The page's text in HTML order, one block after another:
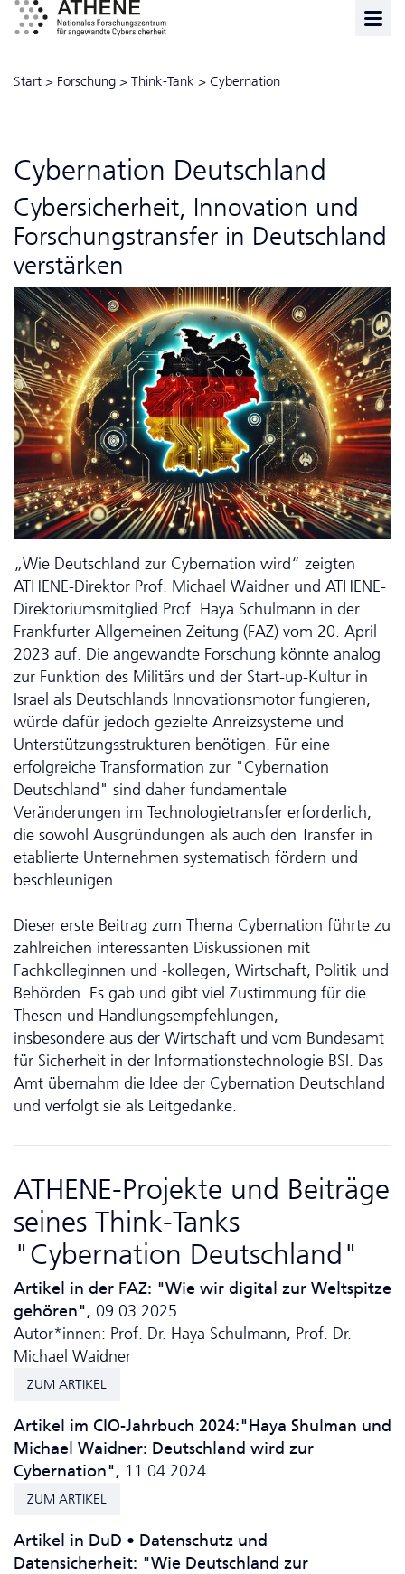
Start > Forschung > Think-Tank > Cybernation
Cybernation Deutschland
Cybersicherheit, Innovation und
Forschungstransfer in Deutschland
verstärken
„Wie Deutschland zur Cybernation wird“ zeigten
ATHENE-Direktor Prof. Michael Waidner und ATHENE-
Direktoriums­mitglied Prof. Haya Schulmann in der
Frankfurter Allgemeinen Zeitung (FAZ) vom 20. April
2023 auf. Die angewandte Forschung könnte analog
zur Funktion des Militärs und der Start-up-Kultur in
Israel als Deutschlands Innovationsmotor fungieren,
würde dafür jedoch gezielte An­reiz­systeme und
Unter­stütz­ungs­struk­turen benötigen. Für eine
erfolgreiche Transformation zur "Cybernation
Deutschland" sind daher fun­da­men­ta­le
Veränderungen im Tech­no­lo­gie­transfer erforderlich,
die sowohl Ausgründungen als auch den Transfer in
etablierte Unternehmen systematisch fördern und
beschleunigen.
Dieser erste Beitrag zum Thema Cybernation führte zu
zahlreichen interessanten Diskussionen mit
Fachkolleginnen und -kollegen, Wirtschaft, Politik und
Behörden. Es gab und gibt viel Zustimmung für die
Thesen und Handlungsempfehlungen,
insbesondere aus der Wirtschaft und vom Bundesamt
für Sicherheit in der Informations­technologie BSI. Das
Amt übernahm die Idee der Cybernation Deutschland
und verfolgt sie als Leitgedanke.
ATHENE-Projekte und Beiträge
seines Think-Tanks
"Cybernation Deutschland"
Artikel in der FAZ: "Wie wir digital zur Weltspitze
gehören", 09.03.2025
Autor*innen: Prof. Dr. Haya Schulmann, Prof. Dr.
Michael Waidner
ZUM ARTIKEL
Artikel im CIO-Jahrbuch 2024:"Haya Shulman und
Michael Waidner: Deutschland wird zur
Cybernation", 11.04.2024
ZUM ARTIKEL
Artikel in DuD • Da­ten­schutz und
Datensicherheit: "Wie Deutschland zur